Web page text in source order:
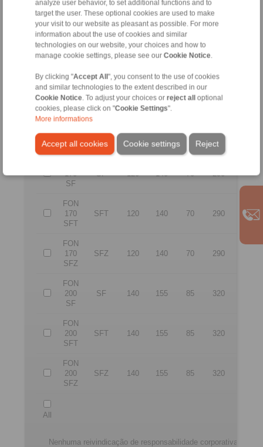
analyze user behavior, to set additional functions and to
target the user. These optional cookies are used to make
your visit to our website as pleasant as possible. For more
information about the use of cookies and similar
technologies on our website, your choices and how to
manage cookie settings, please see our Cookie Notice
By clicking "Accept All", you consent to the use of cookies
and similar technologies to the extent described in our
Cookie Notice . To adjust your choices or reject alloptional
cookies, please click on "Cookie Settings".
More informations
Accept all cookies Reject
Cookie settings
FON
127
SFZ
SFZ 90 100 68 200
FON
140
SF 100 115 68
FON
140
SFT
SFT 100 115 68 250
FON
140
SFZ
SFZ 100 115 68 250
170
SF
SF 120 140 70 290 75
FON
170
SFT
SFT 120 140 70 290 75
FON
170
SFZ
SFZ 120 140 70 290
FON
200
SF
SF 140 155 85 320
FON
200
SFT
SFT 140 155 85 320
FON
200
SFZ
SFZ 140 155 85 320
All
Nenhuma reivindicação de responsabilidade corporativa ou